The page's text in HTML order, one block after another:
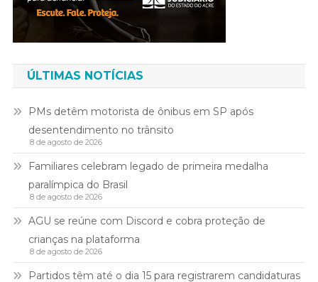
ÚLTIMAS NOTÍCIAS
PMs detêm motorista de ônibus em SP após
desentendimento no trânsito
8 de agosto de 2026
Familiares celebram legado de primeira medalha
paralímpica do Brasil
8 de agosto de 2026
AGU se reúne com Discord e cobra proteção de
crianças na plataforma
8 de agosto de 2026
Partidos têm até o dia 15 para registrarem candidaturas